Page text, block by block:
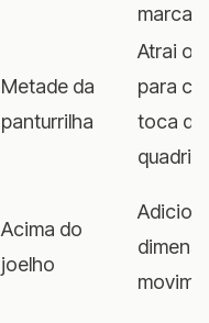
Metade da
panturrilha
Atrai o
para
toca de
quadris
Acima do
joelho